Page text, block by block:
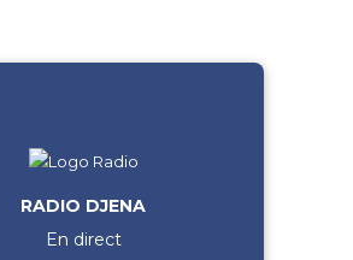
RADIO DJENA
En direct